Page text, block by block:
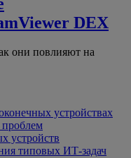
DEX
они повлияют на
устройствах
устройств
типовых ИТ-задач